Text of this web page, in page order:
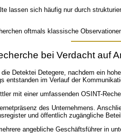
lassen sich häufig nur durch
oftmals klassische
bei Verdacht auf
Detektei Detegere, nachdem ein
entstanden im Verlauf der
mit einer umfassenden OSINT-
des Unternehmens.
und öffentlich zugängliche
angebliche Geschäftsführer in